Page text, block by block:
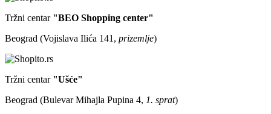
Tržni centar "BEO Shopping center"
Beograd (Vojislava Ilića 141, prizemlje)
Tržni centar "Ušće"
Beograd (Bulevar Mihajla Pupina 4, 1. sprat)